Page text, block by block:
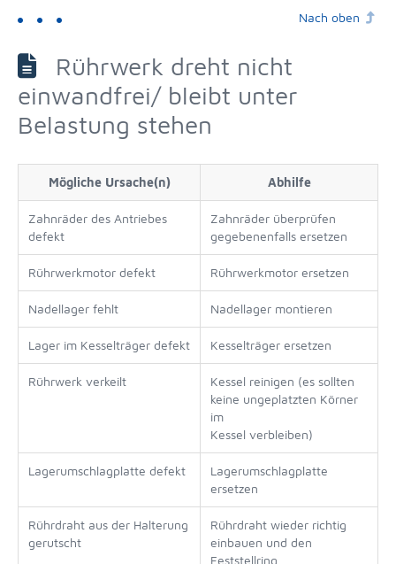
Nach oben
Rührwerk dreht nicht
einwandfrei/ bleibt unter
Belastung stehen
Mögliche Ursache(n) Abhilfe
Zahnräder des Antriebes
defekt
Zahnräder überprüfen
gegebenenfalls ersetzen
Rührwerkmotor defekt Rührwerkmotor ersetzen
Nadellager fehlt Nadellager montieren
Lager im Kesselträger defekt Kesselträger ersetzen
Rührwerk verkeilt
Kessel reinigen (es sollten
keine ungeplatzten Körner
im
Kessel verbleiben)
Lagerumschlagplatte defekt
Lagerumschlagplatte
ersetzen
Rührdraht aus der Halterung
gerutscht
Rührdraht wieder richtig
einbauen und den
Feststellring